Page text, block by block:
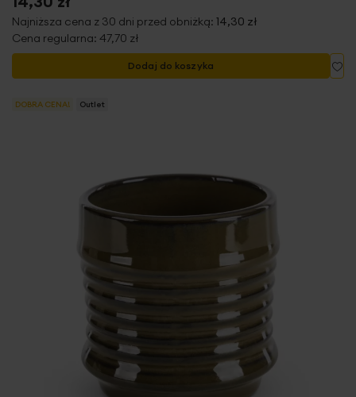
Najniższa cena z 30 dni przed obniżką: 14,30 zł
Cena regularna: 47,70 zł
Dodaj do koszyka
DOBRA CENA! Outlet